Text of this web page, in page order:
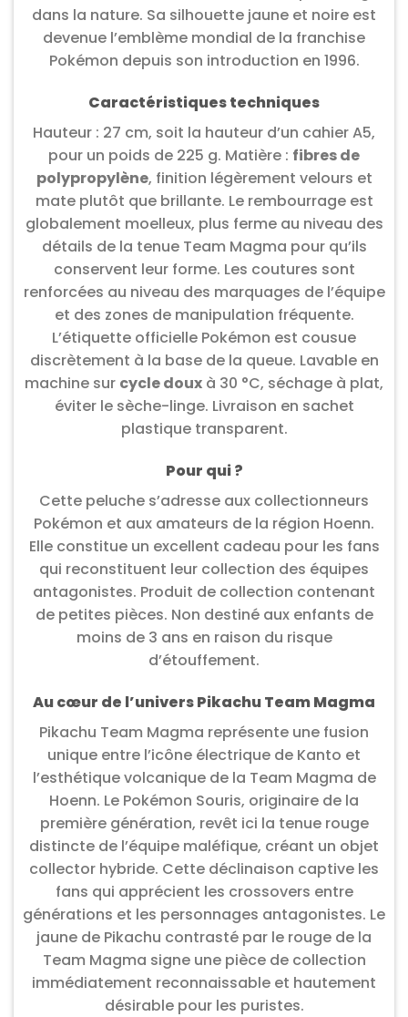
dans la nature. Sa silhouette jaune et noire est
devenue l’emblème mondial de la franchise
Pokémon depuis son introduction en 1996.
Caractéristiques techniques
Hauteur : 27 cm, soit la hauteur d’un cahier A5,
pour un poids de 225 g. Matière : fibres de
polypropylène, finition légèrement velours et
mate plutôt que brillante. Le rembourrage est
globalement moelleux, plus ferme au niveau des
détails de la tenue Team Magma pour qu’ils
conservent leur forme. Les coutures sont
renforcées au niveau des marquages de l’équipe
et des zones de manipulation fréquente.
L’étiquette officielle Pokémon est cousue
discrètement à la base de la queue. Lavable en
machine sur cycle doux à 30 °C, séchage à plat,
éviter le sèche-linge. Livraison en sachet
plastique transparent.
Pour qui ?
Cette peluche s’adresse aux collectionneurs
Pokémon et aux amateurs de la région Hoenn.
Elle constitue un excellent cadeau pour les fans
qui reconstituent leur collection des équipes
antagonistes. Produit de collection contenant
de petites pièces. Non destiné aux enfants de
moins de 3 ans en raison du risque
d’étouffement.
Au cœur de l’univers Pikachu Team Magma
Pikachu Team Magma représente une fusion
unique entre l’icône électrique de Kanto et
l’esthétique volcanique de la Team Magma de
Hoenn. Le Pokémon Souris, originaire de la
première génération, revêt ici la tenue rouge
distincte de l’équipe maléfique, créant un objet
collector hybride. Cette déclinaison captive les
fans qui apprécient les crossovers entre
générations et les personnages antagonistes. Le
jaune de Pikachu contrasté par le rouge de la
Team Magma signe une pièce de collection
immédiatement reconnaissable et hautement
désirable pour les puristes.